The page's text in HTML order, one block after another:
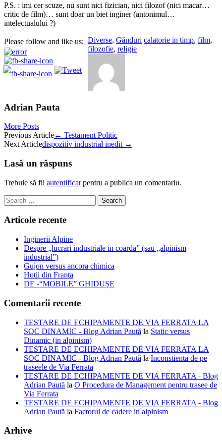
P.S. : imi cer scuze, nu sunt nici fizician, nici filozof (nici macar…
critic de film)… sunt doar un biet inginer (antonimul…
intelectualului ?)
Please follow and like us: Diverse, Gânduri calatorie in timp, film,
filozofie, religie
Adrian Pauta
More Posts
Post
navigation
Previous Article← Testament Politic
Next Articledispozitiv industrial inedit →
Lasă un răspuns
Trebuie să fii autentificat pentru a publica un comentariu.
Search
for:
Articole recente
Inginerii Alpine
Despre „lucrari industriale in coarda” (sau „alpinism
industrial”)
Gujon versus ancora chimica
Hotii din Franta
DE -“MOBILE” GHIDUȘE
Comentarii recente
TESTARE DE ECHIPAMENTE DE VIA FERRATA LA
SOC DINAMIC - Blog Adrian Paută la Static versus
Dinamic (in alpinism)
TESTARE DE ECHIPAMENTE DE VIA FERRATA LA
SOC DINAMIC - Blog Adrian Paută la Inconstienta de pe
traseele de Via Ferrata
TESTARE DE ECHIPAMENTE DE VIA FERRATA - Blog
Adrian Paută la O Procedura de Management pentru trasee de
Via Ferrata
TESTARE DE ECHIPAMENTE DE VIA FERRATA - Blog
Adrian Paută la Factorul de cadere in alpinism
Arhive